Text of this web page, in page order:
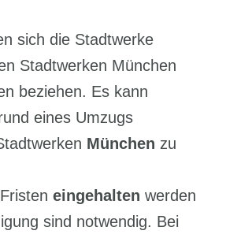
sich die Stadtwerke
Stadtwerken München
beziehen. Es kann
eines Umzugs
München zu
eingehalten werden
sind notwendig. Bei